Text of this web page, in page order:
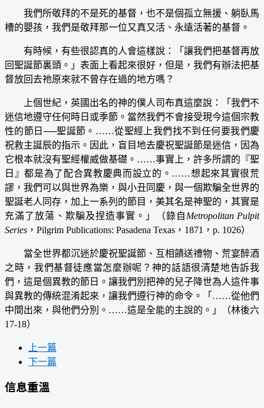
我們所敬拜的不是死的基督，也不是個孤立無援、躺臥馬
槽的嬰孩，我們是敬拜那一位又真又活、永遠活著的基督。
有時候，有些很認真的人會這樣說：「讓我們把基督再放
回聖誕節裏頭。」表面上看起來很好，但是，我們有辦法把基
督放回去祂原來就不曾存在過的地方嗎？
上個世紀，英國出名的神的僕人司布真這麼說：「我們不
迷信地遵守任何時日或季節。當然我們不會接受現今這個宗教
性的節日──聖誕節。……從聖經上我們找不到任何要我們慶
祝救主誕辰的指示。因此，盲目地去慶祝聖誕節是迷信，因為
它根本就沒有聖經權威做基礎。……事實上，許多所謂的『聖
日』都是為了配合異教慶典而設立的。……想起來其實很荒
謬，我們可以與世界為樂，與小丑同慶，與一個欺騙全世界的
聖誕老人同存，加上一系列的節目，美其名是神聖的，其實是
充滿了放蕩、欺騙及捏造事實。」（錄自 Metropolitan Pulpit
Series ，Pilgrim Publications: Pasadena Texas，1871，p. 1026）
當全世界都沉迷於慶祝聖誕節、互相饋送禮物、荒宴醉酒
之時，我們基督徒應當怎麼辦呢？神的話語很清楚地告訴我
們，這是個異教的節日。讓我們別把神的兒子降世為人這件事
與異教的傳統混淆起來，讓我們遵行神的命令。「……從他們
中間出來，與他們分別。……這是全能的主說的。」（林後六
17-18）
上一篇
下一篇
信息重溫